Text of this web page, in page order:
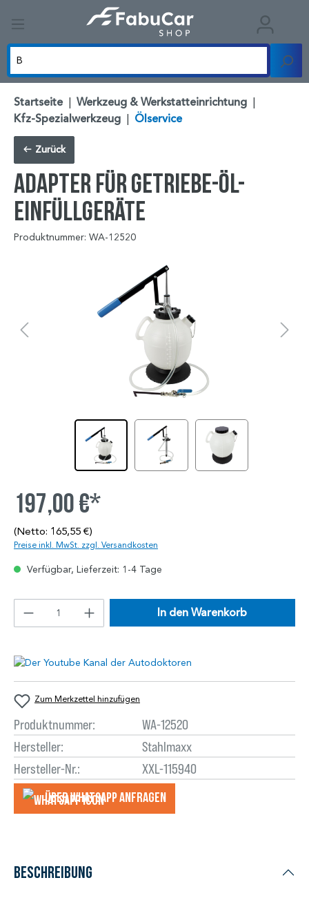
Startseite | Werkzeug & Werkstatteinrichtung |
Kfz-Spezialwerkzeug | Ölservice
Zurück
Adapter für Getriebe-Öl-
Einfüllgeräte
Produktnummer: WA-12520
197,00 €*
(Netto: 165,55 €)
Preise inkl. MwSt. zzgl. Versandkosten
Verfügbar, Lieferzeit: 1-4 Tage
In den Warenkorb
Zum Merkzettel hinzufügen
Produktnummer:
WA-12520
Hersteller:
Stahlmaxx
Hersteller-Nr.:
XXL-115940
Über WhatsApp anfragеn
Beschreibung